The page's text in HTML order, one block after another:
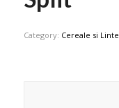
Category: Cereale si Linte